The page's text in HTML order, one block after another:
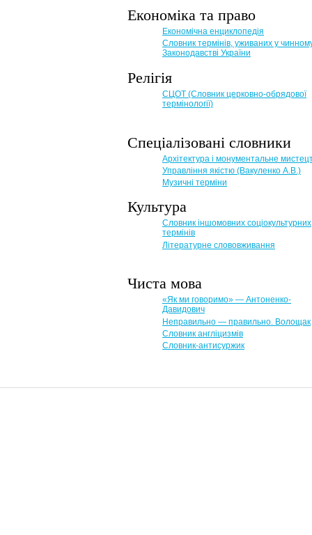
Економіка та право
Eкономічна енциклопедія
Словник термінів, уживаних у
Законодавстві України
Релігія
СЦОТ (Словник церковно-обрядової
термінології)
Спеціалізовані словники
Архітектура і монументальне
Управління якістю (Вакуленко А.В.)
Музичні терміни
Культура
Словник іншомовних соціокультурних
термінів
Літературне слововживання
Чиста мова
«Як ми говоримо» — Антоненко-
Давидович
Неправильно — правильно. Волощак
Словник англіцизмів
Словник-антисуржик